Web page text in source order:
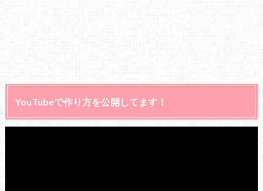
YouTubeで作り方を公開してます！